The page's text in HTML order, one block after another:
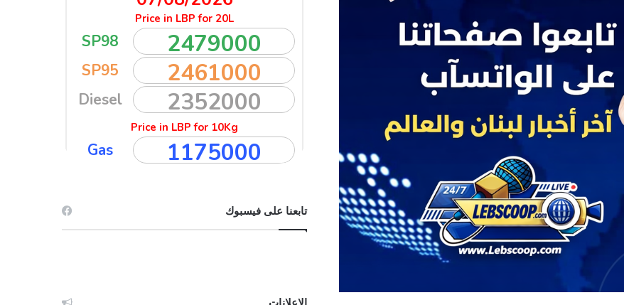
تابعنا على فيسبوك